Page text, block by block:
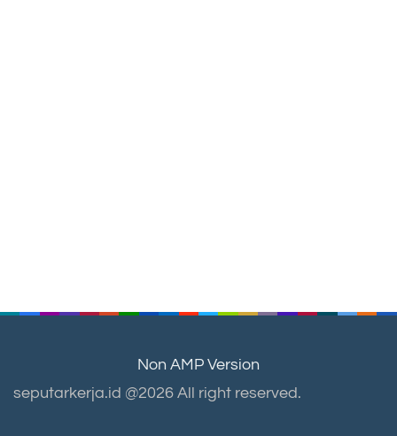
Non AMP Version
seputarkerja.id @2026 All right reserved.